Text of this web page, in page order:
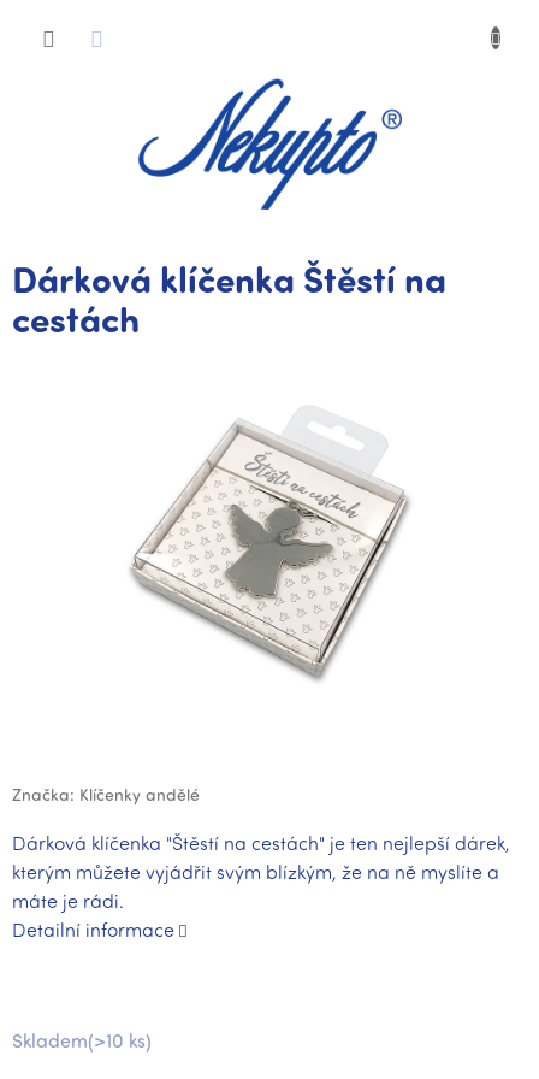
Dárková klíčenka Štěstí na
cestách
Značka: Klíčenky andělé
Skladem(>10 ks)
Dárková klíčenka "Štěstí na cestách" je ten nejlepší dárek,
kterým můžete vyjádřit svým blízkým, že na ně myslíte a
máte je rádi.
Detailní informace